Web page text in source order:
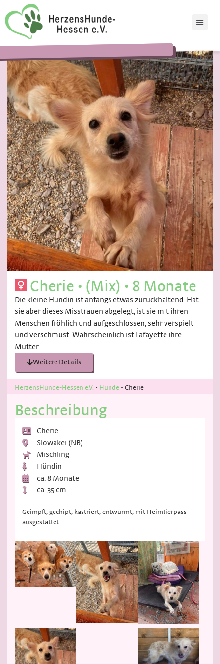
Cherie • (Mix) • 8 Monate
Die kleine Hündin ist anfangs etwas zurückhaltend. Hat
sie aber dieses Misstrauen abgelegt, ist sie mit ihren
Menschen fröhlich und aufgeschlossen, sehr verspielt
und verschmust. Wahrscheinlich ist Lafayette ihre
Mutter.
Weitere Details
HerzensHunde-Hessen e.V. • Hunde • Cherie
Beschreibung
Cherie
Slowakei (NB)
Mischling
Hündin
ca. 8 Monate
ca. 35 cm
Geimpft, gechipt, kastriert, entwurmt, mit Heimtierpass
ausgestattet